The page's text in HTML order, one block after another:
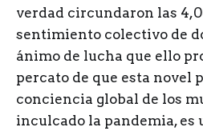
verdad circundaron las
sentimiento colectivo de
ánimo de lucha que ello
percato de que esta novel
conciencia global de los
inculcado la pandemia, es